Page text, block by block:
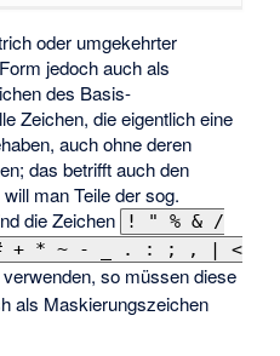
oder umgekehrter
jedoch auch als
des Basis-
Zeichen, die eigentlich eine
auch ohne deren
das betrifft auch den
man Teile der sog.
die Zeichen
! " % & /
* ~ - _ . : ; , | <
so müssen diese
als Maskierungszeichen